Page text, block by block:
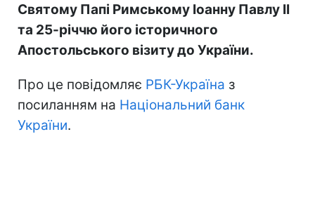
Святому Папі Римському Іоанну Павлу II
та 25-річчю його історичного
Апостольського візиту до України.
Про це повідомляє РБК-Україна з
посиланням на Національний банк
України.